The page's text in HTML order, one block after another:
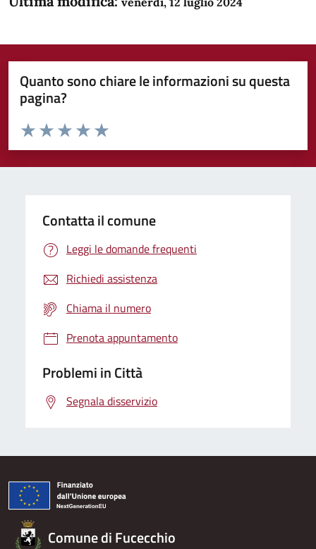
Quanto sono chiare le informazioni su questa
pagina?
Domanda
Valuta da 1 a 5 stelle la pagina
Valuta 5 stelle su 5
Valuta 4 stelle su 5
Valuta 3 stelle su 5
Valuta 2 stelle su 5
Valuta 1 stelle su 5
Contatta il comune
Leggi le domande frequenti
Richiedi assistenza
Chiama il numero
Prenota appuntamento
Problemi in Città
Segnala disservizio
Comune di Fucecchio